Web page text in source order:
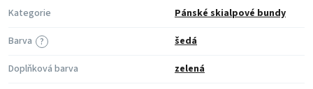
Kategorie Pánské skialpové bundy
?
Barva
šedá
Doplňková barva
zelená